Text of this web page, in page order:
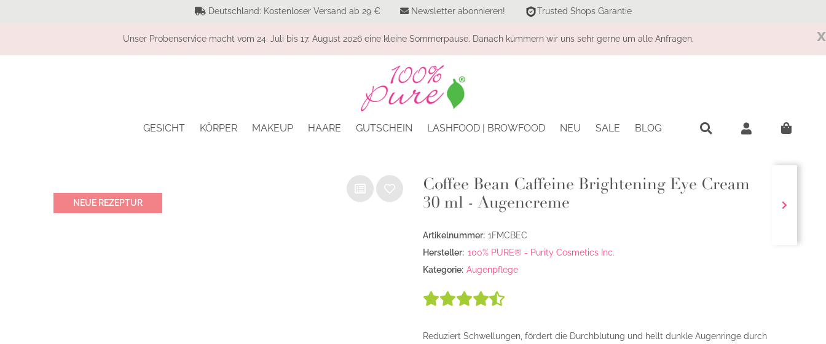
Deutschland: Kostenloser Versand ab 29 € Newsletter abonnieren! Trusted Shops Garantie
x
Unser Probenservice macht vom 24. Juli bis 17. August 2026 eine kleine Sommerpause. Danach kümmern wir uns sehr gerne um alle Anfragen.
GESICHT KÖRPER MAKEUP HAARE GUTSCHEIN LASHFOOD | BROWFOOD NEU SALE BLOG
NEUE REZEPTUR
Coffee Bean Caffeine Brightening Eye Cream
30 ml - Augencreme
Artikelnummer: 1FMCBEC
Hersteller: 100% PURE® - Purity Cosmetics Inc.
Kategorie: Augenpflege
Reduziert Schwellungen, fördert die Durchblutung und hellt dunkle Augenringe durch